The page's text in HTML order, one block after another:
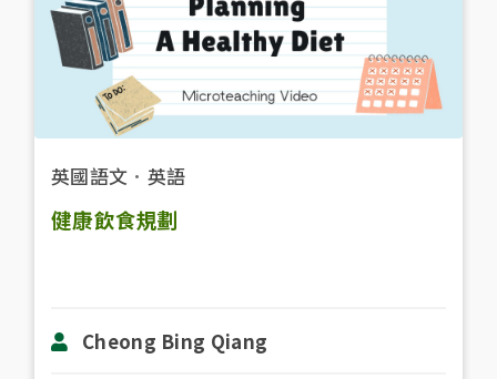
英國語文 ． 英語
健康飲食規劃
Cheong Bing Qiang